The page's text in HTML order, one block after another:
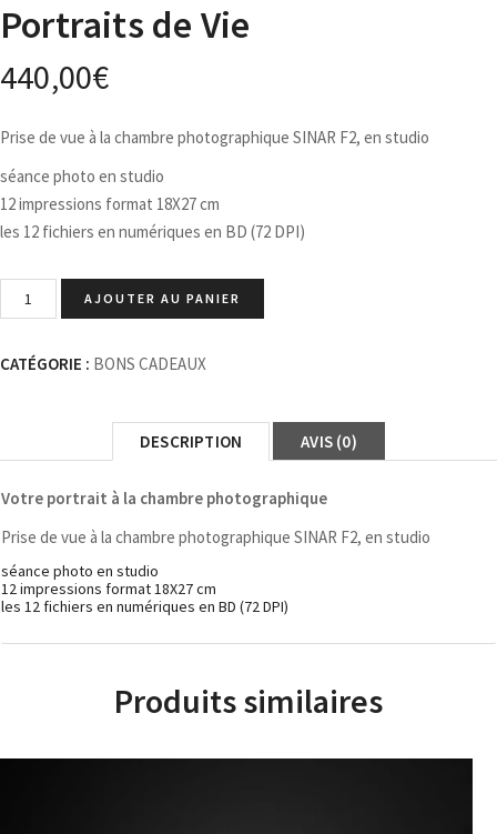
Portraits de Vie
440,00€
Prise de vue à la chambre photographique SINAR F2, en studio
séance photo en studio
12 impressions format 18X27 cm
les 12 fichiers en numériques en BD (72 DPI)
AJOUTER AU PANIER
CATÉGORIE : BONS CADEAUX
DESCRIPTION AVIS (0)
Votre portrait à la chambre photographique
Prise de vue à la chambre photographique SINAR F2, en studio
séance photo en studio
12 impressions format 18X27 cm
les 12 fichiers en numériques en BD (72 DPI)
Produits similaires